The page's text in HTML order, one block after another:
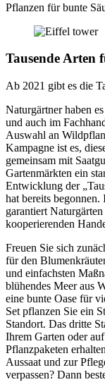
Pflanzen für bunte
Tausende Arten
Ab 2021 gibt es die
Naturgärtner haben
und auch im
Auswahl an
Kampagne ist es,
gemeinsam mit
Gartenmärkten ein
Entwicklung der
hat bereits
garantiert
kooperierenden
Freuen Sie sich
für den
und einfachsten
blühendes Meer aus
eine bunte Oase für
Set pflanzen Sie ein
Standort. Das dritte
Ihrem Garten oder
Pflanzpaketen
Aussaat und zur
verpassen? Dann